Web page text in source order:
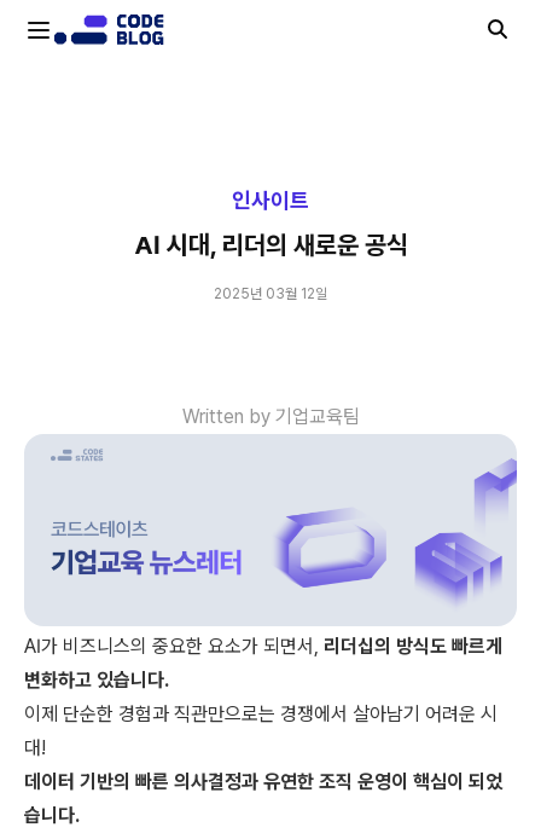
인사이트
AI 시대, 리더의 새로운 공식
2025년 03월 12일
Written by 기업교육팀
AI가 비즈니스의 중요한 요소가 되면서, 리더십의 방식도 빠르게
변화하고 있습니다.
이제 단순한 경험과 직관만으로는 경쟁에서 살아남기 어려운 시
대!
데이터 기반의 빠른 의사결정과 유연한 조직 운영이 핵심이 되었
습니다.